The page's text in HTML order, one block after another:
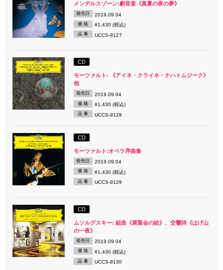
メンデルスゾーン:劇音楽《真夏の夜の夢》
発売日 2019.09.04
価 格 ¥1,430 (税込)
品 番 UCCS-9127
CD
モーツァルト: 《アイネ・クライネ・ナハトムジーク》
他
発売日 2019.09.04
価 格 ¥1,430 (税込)
品 番 UCCS-9128
CD
モーツァルト:オペラ序曲集
発売日 2019.09.04
価 格 ¥1,430 (税込)
品 番 UCCS-9129
CD
ムソルグスキー: 組曲《展覧会の絵》、交響詩《はげ山
の一夜》
発売日 2019.09.04
価 格 ¥1,430 (税込)
品 番 UCCS-9130